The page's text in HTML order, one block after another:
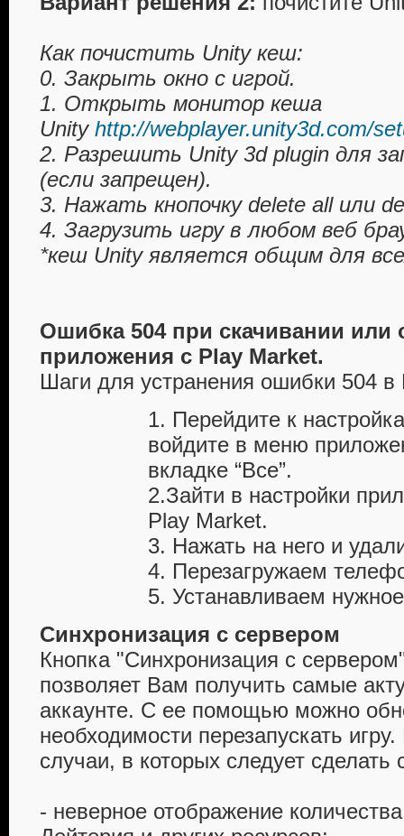
Как почистить Unity кеш:
0. Закрыть окно с игрой.
1. Открыть монитор кеша
Unityhttp://webplayer.unity3d.com/
2. Разрешить Unity 3d plugin для
(если запрещен).
3. Нажать кнопочку delete all или
4. Загрузить игру в любом веб
*кеш Unity является общим для
Ошибка 504 при скачивании или
приложения с Play Market.
Шаги для устранения ошибки 504 в
1. Перейдите к
войдите в меню
вкладке “Все”.
2.Зайти в настройки
Play Market.
3. Нажать на него и
4. Перезагружаем
5. Устанавливаем
Синхронизация с сервером
Кнопка "Синхронизация с
позволяет Вам получить самые
аккаунте. С ее помощью можно
необходимости перезапускать
случаи, в которых следует сделать
- неверное отображение